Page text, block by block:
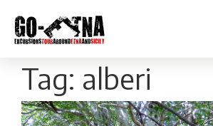
Tag: alberi